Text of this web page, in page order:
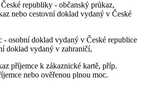
republiky - občanský průkaz,
nebo cestovní doklad vydaný v České
- osobní doklad vydaný v České republice
doklad vydaný v zahraničí,
příjemce k zákaznické kartě, příp.
nebo ověřenou plnou moc.